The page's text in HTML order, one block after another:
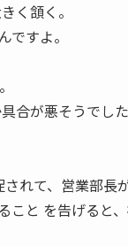
く頷く。
ですよ。
合が悪そうでし
れて、営業部長
こと を告げると